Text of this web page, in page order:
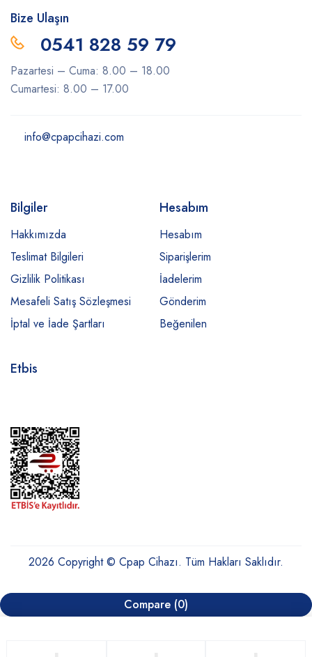
Bize Ulaşın
0541 828 59 79
Pazartesi – Cuma: 8.00 – 18.00
Cumartesi: 8.00 – 17.00
info@cpapcihazi.com
Bilgiler
Hakkımızda
Teslimat Bilgileri
Gizlilik Politikası
Mesafeli Satış Sözleşmesi
İptal ve İade Şartları
Hesabım
Hesabım
Siparişlerim
İadelerim
Gönderim
Beğenilen
Etbis
2026 Copyright © Cpap Cihazı. Tüm Hakları Saklıdır.
Compare (0)